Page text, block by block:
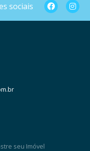
sociais
seu Imóvel